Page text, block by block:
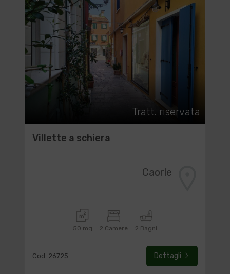
Tratt. riservata
Villette a schiera
Caorle
50 mq 2 Camere 2 Bagni
Cod. 26725 Dettagli